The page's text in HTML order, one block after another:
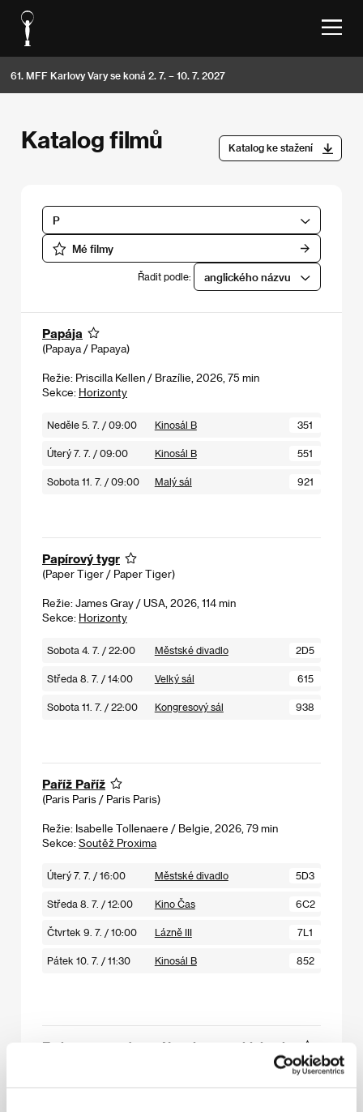
61. MFF Karlovy Vary se koná 2. 7. – 10. 7. 2027
Katalog filmů Katalog ke stažení
P
Mé filmy
Řadit podle: anglického názvu
Papája
(Papaya / Papaya)
Režie: Priscilla Kellen / Brazílie, 2026, 75 min
Sekce: Horizonty
Neděle 5. 7. / 09:00 Kinosál B 351
Úterý 7. 7. / 09:00 Kinosál B 551
Sobota 11. 7. / 09:00 Malý sál 921
Papírový tygr
(Paper Tiger / Paper Tiger)
Režie: James Gray / USA, 2026, 114 min
Sekce: Horizonty
Sobota 4. 7. / 22:00 Městské divadlo 2D5
Středa 8. 7. / 14:00 Velký sál 615
Sobota 11. 7. / 22:00 Kongresový sál 938
Paříž Paříž
(Paris Paris / Paris Paris)
Režie: Isabelle Tollenaere / Belgie, 2026, 79 min
Sekce: Soutěž Proxima
Úterý 7. 7. / 16:00 Městské divadlo 5D3
Středa 8. 7. / 12:00 Kino Čas 6C2
Čtvrtek 9. 7. / 10:00 Lázně III 7L1
Pátek 10. 7. / 11:30 Kinosál B 852
Za kopcem ve tvaru Napoleonova klobouku
(Past the Hill of Napoleon’s Hat / Pravažiavus Napaleono